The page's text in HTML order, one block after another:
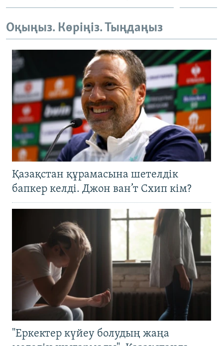
Оқыңыз. Көріңіз. Тыңдаңыз
Қазақстан құрамасына шетелдік
бапкер келді. Джон ван’т Схип кім?
"Еркектер күйеу болудың жаңа